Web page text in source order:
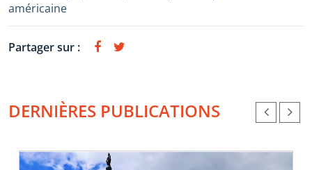
américaine
Partager sur :
DERNIÈRES PUBLICATIONS